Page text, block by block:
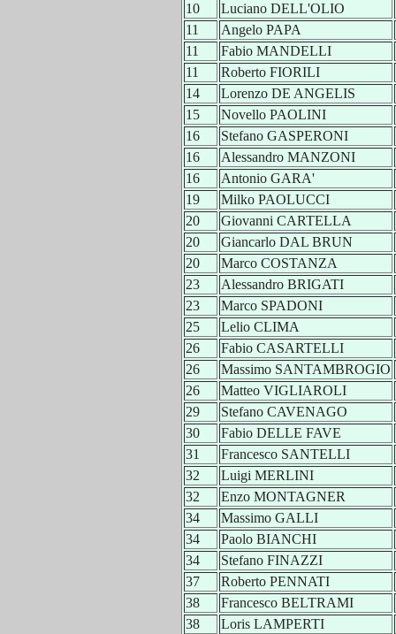
10
Luciano DELL'OLIO
11
Angelo PAPA
11
Fabio MANDELLI
11
Roberto FIORILI
14
Lorenzo DE ANGELIS
15
Novello PAOLINI
16
Stefano GASPERONI
16
Alessandro MANZONI
16
Antonio GARA'
19
Milko PAOLUCCI
20
Giovanni CARTELLA
20
Giancarlo DAL BRUN
20
Marco COSTANZA
23
Alessandro BRIGATI
23
Marco SPADONI
25
Lelio CLIMA
26
Fabio CASARTELLI
26
Massimo SANTAMBROGIO
26
Matteo VIGLIAROLI
29
Stefano CAVENAGO
30
Fabio DELLE FAVE
31
Francesco SANTELLI
32
Luigi MERLINI
32
Enzo MONTAGNER
34
Massimo GALLI
34
Paolo BIANCHI
34
Stefano FINAZZI
37
Roberto PENNATI
38
Francesco BELTRAMI
38
Loris LAMPERTI